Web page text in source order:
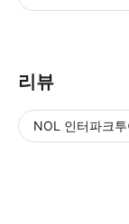
리뷰
NOL 인터파크투